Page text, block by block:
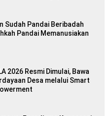
Sudah Pandai Beribadah
Pandai Memanusiakan
2026 Resmi Dimulai, Bawa
Desa melalui Smart